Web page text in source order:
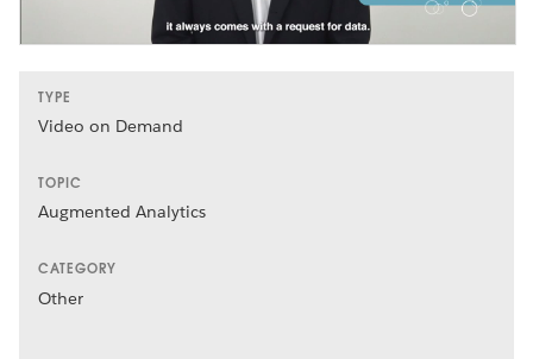
TYPE
Video on Demand
TOPIC
Augmented Analytics
CATEGORY
Other